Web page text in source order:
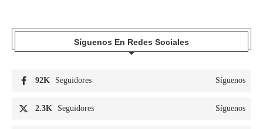
Síguenos En Redes Sociales
92K Seguidores Síguenos
2.3K Seguidores Síguenos